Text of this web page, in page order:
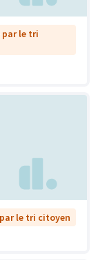
par le tri
le tri citoyen